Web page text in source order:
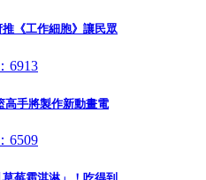
《工作細胞》讓民眾
6913
高手將製作新動畫電
6509